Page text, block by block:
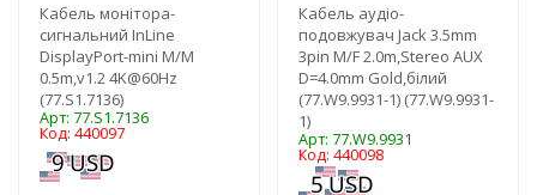
Кабель монітора-
сигнальний InLine
DisplayPort-mini M/M
0.5m,v1.2 4K@60Hz
(77.S1.7136)
Арт: 77.S1.7136
Код: 440097
Кабель аудіо-
подовжувач Jack 3.5mm
3pin M/F 2.0m,Stereo AUX
D=4.0mm Gold,білий
(77.W9.9931-1) (77.W9.9931-
1)
Арт: 77.W9.9931
Код: 440098